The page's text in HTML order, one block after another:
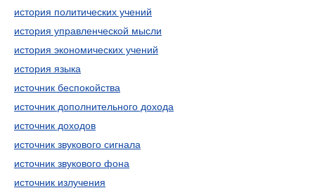
история политических учений
история управленческой мысли
история экономических учений
история языка
источник беспокойства
источник дополнительного дохода
источник доходов
источник звукового сигнала
источник звукового фона
источник излучения